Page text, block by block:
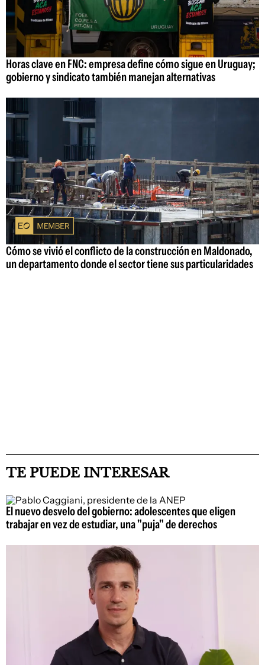
Horas clave en FNC: empresa define cómo sigue en Uruguay;
gobierno y sindicato también manejan alternativas
Cómo se vivió el conflicto de la construcción en Maldonado,
un departamento donde el sector tiene sus particularidades
TE PUEDE INTERESAR
El nuevo desvelo del gobierno: adolescentes que eligen
trabajar en vez de estudiar, una "puja" de derechos